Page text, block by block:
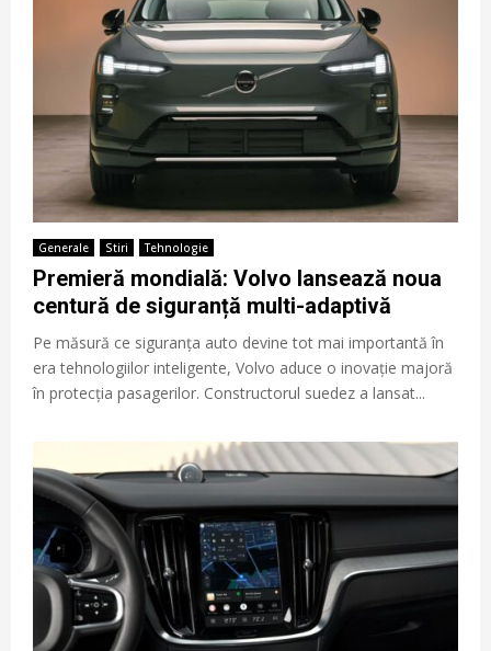
Generale Stiri Tehnologie
Premieră mondială: Volvo lansează noua
centură de siguranță multi-adaptivă
Pe măsură ce siguranța auto devine tot mai importantă în
era tehnologiilor inteligente, Volvo aduce o inovație majoră
în protecția pasagerilor. Constructorul suedez a lansat...